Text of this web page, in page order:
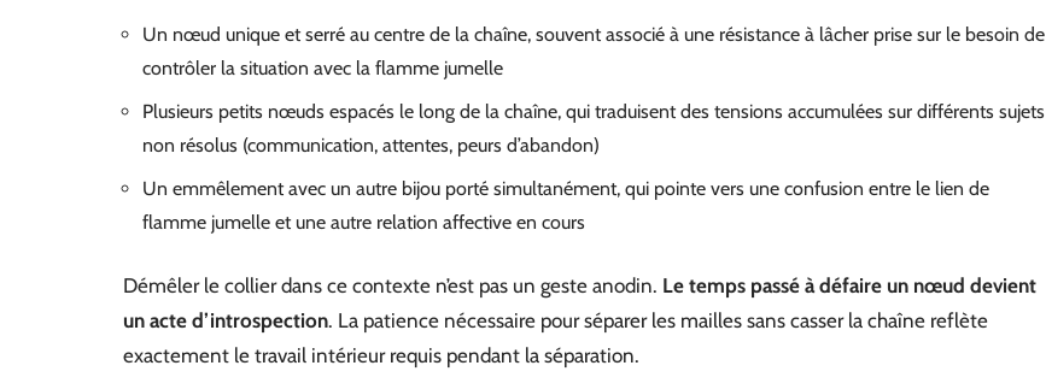
Un nœud unique et serré au centre de la chaîne, souvent associé à une résistance à lâcher prise sur le besoin de
contrôler la situation avec la flamme jumelle
Plusieurs petits nœuds espacés le long de la chaîne, qui traduisent des tensions accumulées sur différents sujets
non résolus (communication, attentes, peurs d’abandon)
Un emmêlement avec un autre bijou porté simultanément, qui pointe vers une confusion entre le lien de
flamme jumelle et une autre relation affective en cours
Démêler le collier dans ce contexte n’est pas un geste anodin. Le temps passé à défaire un nœud devient
un acte d’introspection. La patience nécessaire pour séparer les mailles sans casser la chaîne reflète
exactement le travail intérieur requis pendant la séparation.